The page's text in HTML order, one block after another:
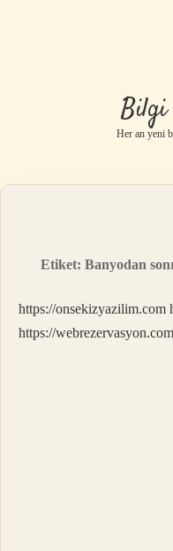
Bilgi
Her an yeni
Etiket:Banyodan
https://onsekizyazilim.com
https://